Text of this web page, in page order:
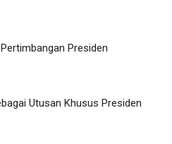
Presiden
Utusan Khusus Presiden